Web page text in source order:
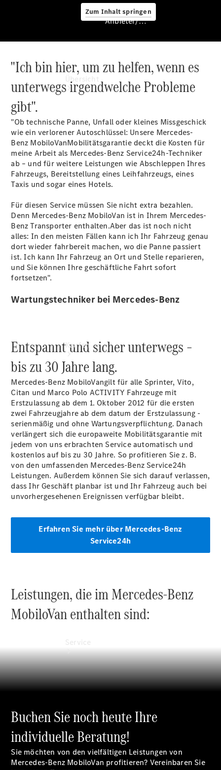
Zum Inhalt springen
Anbieter/Datenschutz
Übersicht
Startseite
Kontakt
Beratung
vereinbaren
Servicetermin
buchen
Probefahrt
vereinbaren
Konfigurator
Kaufen
Übersicht
Modellübersicht
Probefahrt
Junge
Sterne
Transporter
Gebrauchtwagensuche
Leasing &
Online
Store
Konfigurator
Übersicht
Service &
Zubehör
Transporter-
Services
Anbieter/Datenschutz
"Ich bin hier, um zu helfen, wenn es
unterwegs irgendwelche Probleme
gibt".
"Ob technische Panne, Unfall oder kleines Missgeschick
wie ein verlorener Autoschlüssel: Unsere Mercedes-
Benz MobiloVanMobilitätsgarantie deckt die Kosten für
meine Arbeit als Mercedes-Benz Service24h-Techniker
ab – und für weitere Leistungen wie Abschleppen Ihres
Fahrzeugs, Bereitstellung eines Leihfahrzeugs, eines
Taxis und sogar eines Hotels.
Für diesen Service müssen Sie nicht extra bezahlen.
Denn Mercedes-Benz MobiloVan ist in Ihrem Mercedes-
Benz Transporter enthalten.Aber das ist noch nicht
alles: In den meisten Fällen kann ich Ihr Fahrzeug genau
dort wieder fahrbereit machen, wo die Panne passiert
ist. Ich kann Ihr Fahrzeug an Ort und Stelle reparieren,
und Sie können Ihre geschäftliche Fahrt sofort
fortsetzen".
Wartungstechniker bei Mercedes-Benz
Entspannt und sicher unterwegs –
bis zu 30 Jahre lang.
Mercedes-Benz MobiloVangilt für alle Sprinter, Vito,
Citan und Marco Polo ACTIVITY Fahrzeuge mit
Erstzulassung ab dem 1. Oktober 2012 für die ersten
zwei Fahrzeugjahre ab dem datum der Erstzulassung -
serienmäßig und ohne Wartungsverpflichtung. Danach
verlängert sich die europaweite Mobilitätsgarantie mit
jedem von uns erbrachten Service automatisch und
kostenlos auf bis zu 30 Jahre. So profitieren Sie z. B.
von den umfassenden Mercedes-Benz Service24h
Leistungen. Außerdem können Sie sich darauf verlassen,
dass Ihr Geschäft planbar ist und Ihr Fahrzeug auch bei
unvorhergesehenen Ereignissen verfügbar bleibt.
Erfahren Sie mehr über Mercedes-Benz
Service24h
Leistungen, die im Mercedes-Benz
MobiloVan enthalten sind:
Buchen Sie noch heute Ihre
individuelle Beratung!
Sie möchten von den vielfältigen Leistungen von
Mercedes-Benz MobiloVan profitieren? Vereinbaren Sie